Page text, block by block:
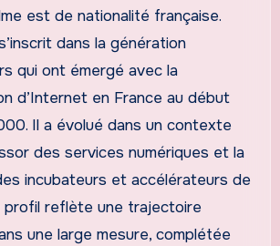
est de nationalité française.
dans la génération
qui ont émergé avec la
d’Internet en France au début
Il a évolué dans un contexte
des services numériques et la
incubateurs et accélérateurs de
profil reflète une trajectoire
une large mesure, complétée